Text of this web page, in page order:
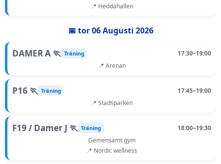
📍 Heddahallen
📅 tor 06 Augusti 2026
DAMER A 🏃 Träning
17:30–19:00
📍 Arenan
P16 🏃 Träning
17:45–19:00
📍 Stadsparken
F19 / Damer J 🏃 Träning
18:00–19:30
Gemensamt gym
📍 Nordic wellness